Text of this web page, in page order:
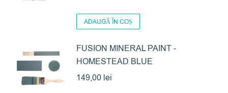
ADAUGĂ ÎN COȘ
FUSION MINERAL PAINT -
HOMESTEAD BLUE
149,00 lei